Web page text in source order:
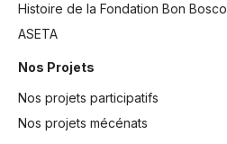
Histoire de la Fondation Bon Bosco
ASETA
Nos Projets
Nos projets participatifs
Nos projets mécénats